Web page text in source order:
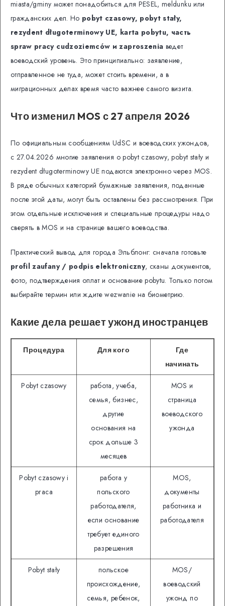
miasta/gminy может понадобиться для PESEL, meldunku или
гражданских дел. Но pobyt czasowy, pobyt stały,
rezydent długoterminowy UE, karta pobytu, часть
spraw pracy cudzoziemców и zaproszenia ведет
воеводский уровень. Это принципиально: заявление,
отправленное не туда, может стоить времени, а в
миграционных делах время часто важнее самого визита.
Что изменил MOS с 27 апреля 2026
По официальным сообщениям UdSC и воеводских ужондов,
с 27.04.2026 многие заявления о pobyt czasowy, pobyt stały и
rezydent długoterminowy UE подаются электронно через MOS.
В ряде обычных категорий бумажные заявления, поданные
после этой даты, могут быть оставлены без рассмотрения. При
этом отдельные исключения и специальные процедуры надо
сверять в MOS и на странице вашего воеводства.
Практический вывод для города Эльблонг: сначала готовьте
profil zaufany / podpis elektroniczny, сканы документов,
фото, подтверждения оплат и основание pobytu. Только потом
выбирайте термин или ждите wezwanie на биометрию.
Какие дела решает ужонд иностранцев
Процедура Для кого
Где
начинать
Pobyt czasowy
работа, учеба,
семья, бизнес,
другие
основания на
срок дольше 3
месяцев
MOS и
страница
воеводского
ужонда
Pobyt czasowy i
praca
работа у
польского
работодателя,
если основание
требует единого
разрешения
MOS,
документы
работника и
работодателя
Pobyt stały
польское
происхождение,
семья, ребенок,
MOS/
воеводский
ужонд по